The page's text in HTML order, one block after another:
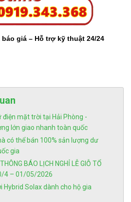
giá – Hỗ trợ kỹ thuật 24/24
mặt trời tại Hải Phòng -
lớn giao nhanh toàn quốc
có thể bán 100% sản lượng dư
gia
BÁO LỊCH NGHỈ LỄ GIỖ TỔ
4 – 01/05/2026
Hybrid Solax dành cho hộ gia